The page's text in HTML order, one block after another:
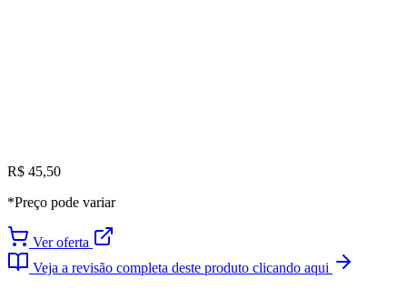
R$ 45,50
*Preço pode variar
Ver oferta
Veja a revisão completa deste produto clicando aqui